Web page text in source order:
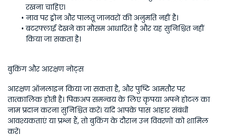
रखना चाहिए।
नाव पर ड्रोन और पालतू जानवरों की अनुमति नहीं है।
बटरफ्लाई देखने का मौसम आधारित है और यह सुनिश्चित नहीं
किया जा सकता है।
बुकिंग और आरक्षण नोट्स
आरक्षण ऑनलाइन किया जा सकता है, और पुष्टि आमतौर पर
तात्कालिक होती है। पिकअप समन्वय के लिए कृपया अपने होटल का
नाम प्रदान करना सुनिश्चित करें। यदि आपके पास आहार संबंधी
आवश्यकताएं या प्रश्न हैं, तो बुकिंग के दौरान उन विवरणों को शामिल
करें।